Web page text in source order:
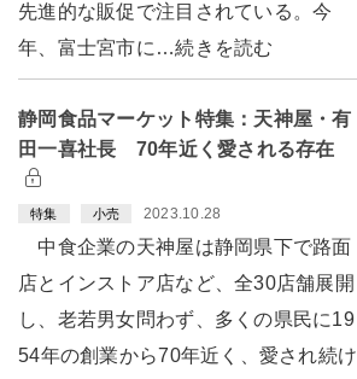
先進的な販促で注目されている。今
年、富士宮市に…続きを読む
静岡食品マーケット特集：天神屋・有
田一喜社長 70年近く愛される存在
特集 小売 2023.10.28
中食企業の天神屋は静岡県下で路面
店とインストア店など、全30店舗展開
し、老若男女問わず、多くの県民に19
54年の創業から70年近く、愛され続け